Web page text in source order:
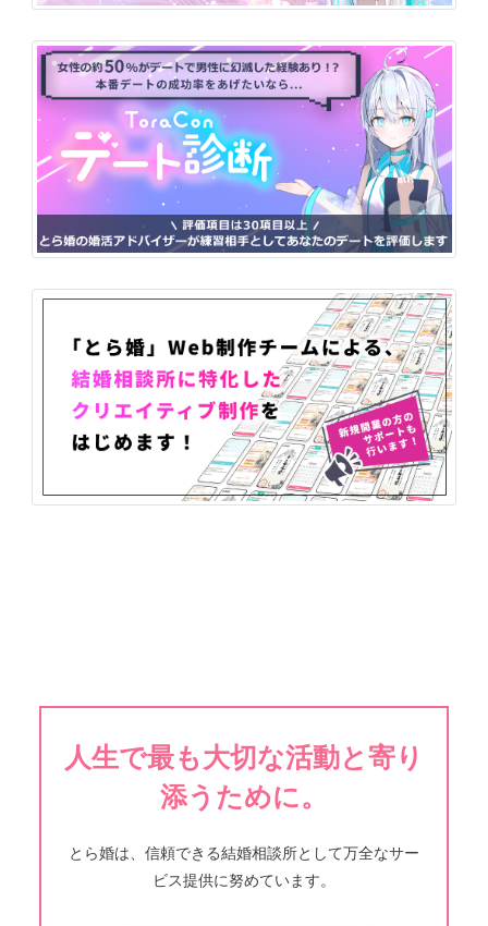
人生で最も大切な活動と寄り
添うために。
とら婚は、信頼できる結婚相談所として万全なサー
ビス提供に努めています。